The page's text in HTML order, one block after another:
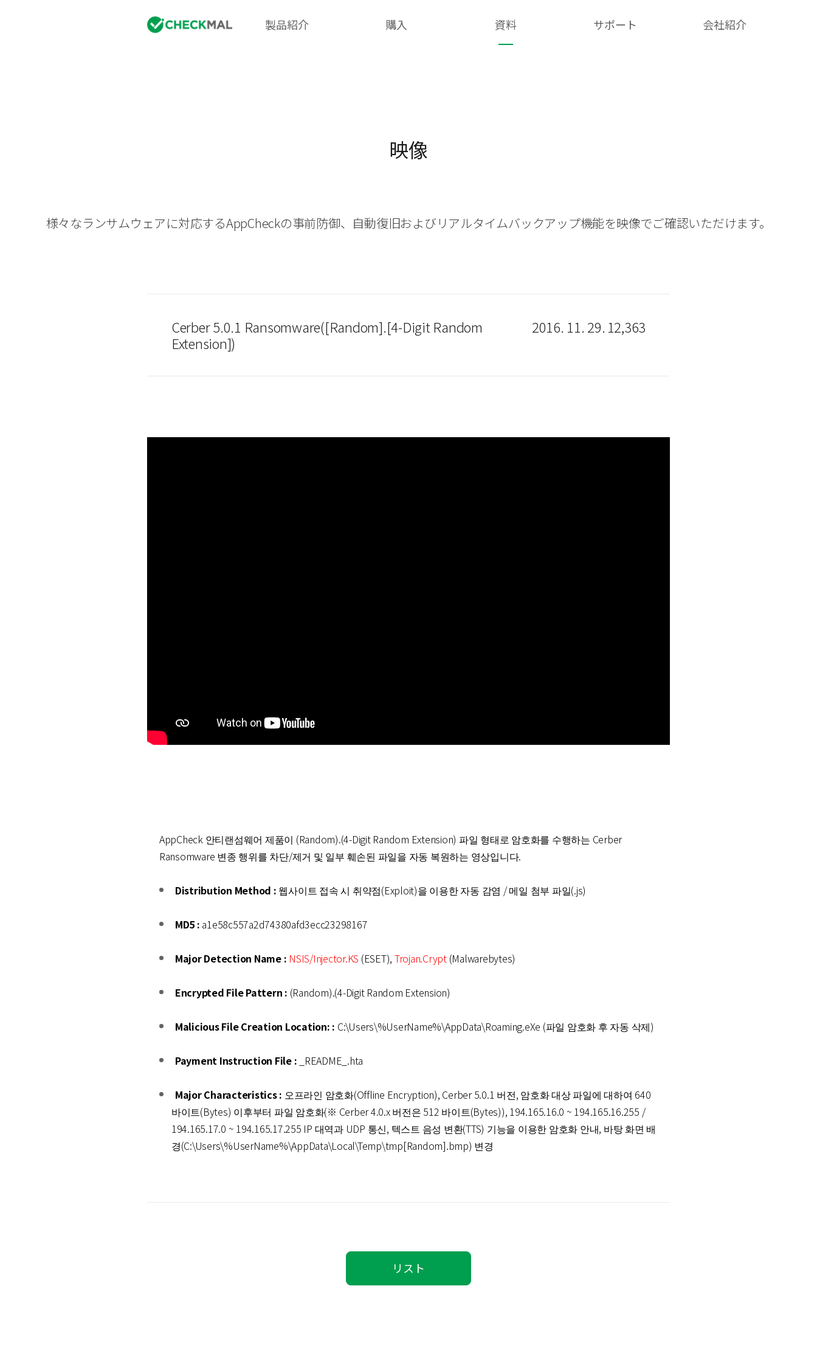
製品紹介 購入 資料 サポート 会社紹介​
映像
様々なランサムウェアに対応するAppCheckの事前防御、自動復旧およびリアルタイムバックアップ機能を映像でご確認いただけます。
Cerber 5.0.1 Ransomware([Random].[4-Digit Random
Extension])
2016. 11. 29. 12,363
AppCheck 안티랜섬웨어 제품이 (Random).(4-Digit Random Extension) 파일 형태로 암호화를 수행하는 Cerber
Ransomware 변종 행위를 차단/제거 및 일부 훼손된 파일을 자동 복원하는 영상입니다.
Distribution Method : 웹사이트 접속 시 취약점(Exploit)을 이용한 자동 감염 / 메일 첨부 파일(.js)
MD5 : a1e58c557a2d74380afd3ecc23298167
Major Detection Name : NSIS/Injector.KS (ESET), Trojan.Crypt(Malwarebytes)
Encrypted File Pattern : (Random).(4-Digit Random Extension)
Malicious File Creation Location: : C:\Users\%UserName%\AppData\Roaming.eXe (파일 암호화 후 자동 삭제)
Payment Instruction File : _README_.hta
Major Characteristics : 오프라인 암호화(Offline Encryption), Cerber 5.0.1 버전, 암호화 대상 파일에 대하여 640
바이트(Bytes) 이후부터 파일 암호화(※ Cerber 4.0.x 버전은 512 바이트(Bytes)), 194.165.16.0 ~ 194.165.16.255 /
194.165.17.0 ~ 194.165.17.255 IP 대역과 UDP 통신, 텍스트 음성 변환(TTS) 기능을 이용한 암호화 안내, 바탕 화면 배
경(C:\Users\%UserName%\AppData\Local\Temp\tmp[Random].bmp) 변경
リスト